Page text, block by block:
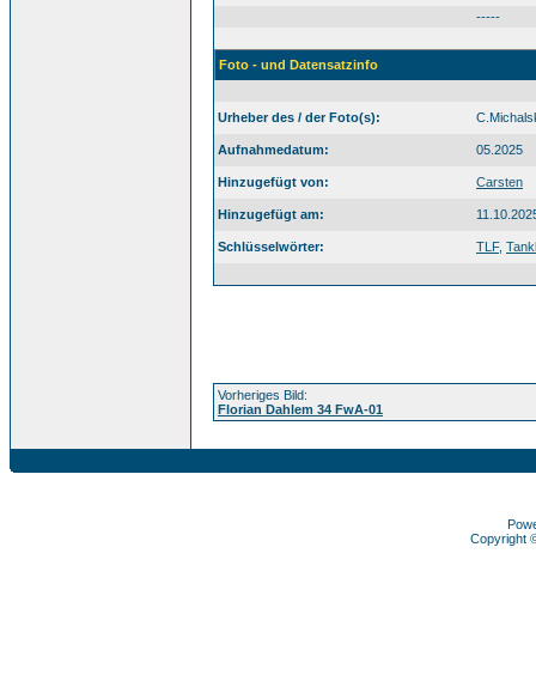
-----
Foto - und Datensatzinfo
Urheber des / der Foto(s):
Aufnahmedatum: 05.2025
Hinzugefügt von: Carsten
Hinzugefügt am:
Schlüsselwörter: TLF,
Vorheriges Bild:
Florian Dahlem 34 FwA-01
Copyright